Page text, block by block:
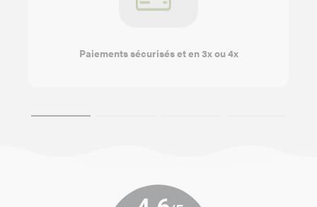
Paiements sécurisés et en 3x ou 4x